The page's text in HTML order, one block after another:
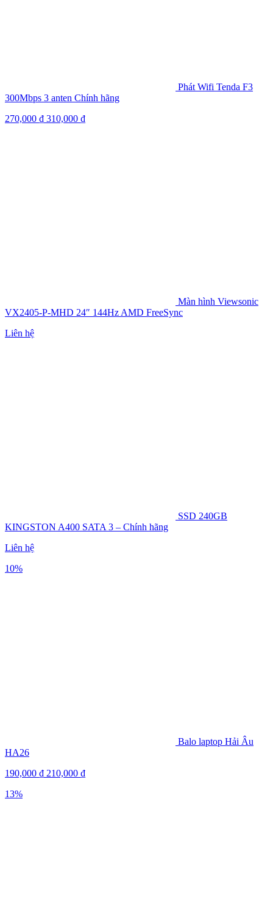
Phát Wifi Tenda F3
300Mbps 3 anten Chính hãng
270,000 ₫ 310,000 ₫
Màn hình Viewsonic
VX2405-P-MHD 24″ 144Hz AMD FreeSync
Liên hệ
SSD 240GB
KINGSTON A400 SATA 3 – Chính hãng
Liên hệ
10%
Balo laptop Hải Âu
HA26
190,000 ₫ 210,000 ₫
13%